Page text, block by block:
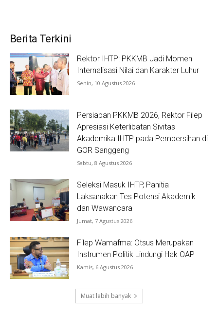
Berita Terkini
Rektor IHTP: PKKMB Jadi Momen
Internalisasi Nilai dan Karakter Luhur
Senin, 10 Agustus 2026
Persiapan PKKMB 2026, Rektor Filep
Apresiasi Keterlibatan Sivitas
Akademika IHTP pada Pembersihan di
GOR Sanggeng
Sabtu, 8 Agustus 2026
Seleksi Masuk IHTP, Panitia
Laksanakan Tes Potensi Akademik
dan Wawancara
Jumat, 7 Agustus 2026
Filep Wamafma: Otsus Merupakan
Instrumen Politik Lindungi Hak OAP
Kamis, 6 Agustus 2026
Muat lebih banyak